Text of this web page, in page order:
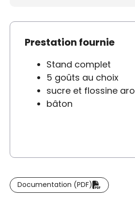
Prestation fournie
Stand complet
5 goûts au choix
sucre et flossine
bâton
Documentation (PDF)